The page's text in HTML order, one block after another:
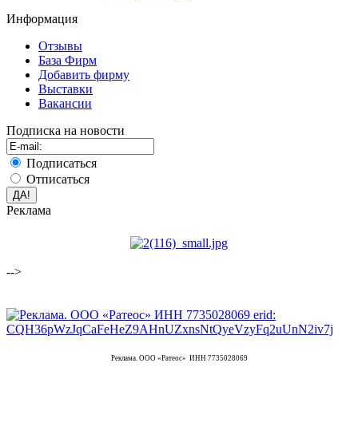
Информация
Отзывы
База Фирм
Добавить фирму
Выставки
Вакансии
Подписка на новости
Подписаться
Отписаться
Реклама
-->
Реклама. ООО «Ратеос» ИНН 7735028069